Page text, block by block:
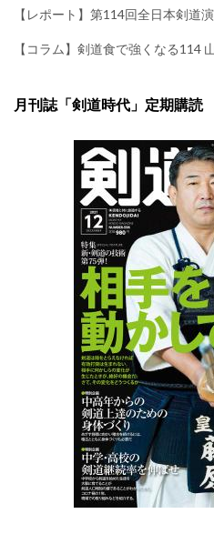
【レポート】第114回全日本剣道
【コラム】剣道食で強くなる114
月刊誌「剣道時代」定期購読